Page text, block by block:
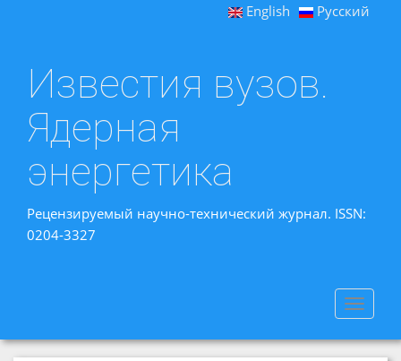
English Русский
Известия вузов.
Ядерная
энергетика
Рецензируемый научно-технический журнал. ISSN:
0204-3327
Toggle